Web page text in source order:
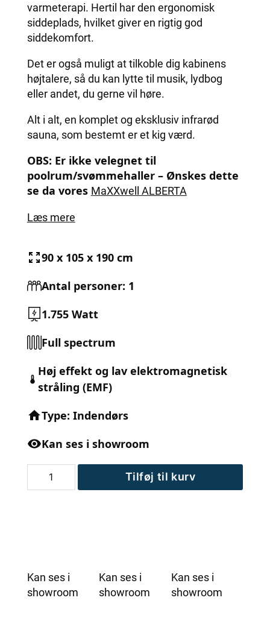
varmeterapi. Hertil har den ergonomisk
siddeplads, hvilket giver en rigtig god
siddekomfort.
Det er også muligt at tilkoble dig kabinens
højtalere, så du kan lytte til musik, lydbog
eller andet, du gerne vil høre.
Alt i alt, en komplet og eksklusiv infrarød
sauna, som bestemt er et kig værd.
OBS: Er ikke velegnet til
poolrum/svømmehaller – Ønskes dette
se da vores MaXXwell ALBERTA
Læs mere
90 x 105 x 190 cm
Antal personer: 1
1.755 Watt
Full spectrum
Høj effekt og lav elektromagnetisk
stråling (EMF)
Type: Indendørs
Kan ses i showroom
MaXXwell
Tilføj til kurv
Kan ses i
showroom
Kan ses i
showroom
Kan ses i
showroom